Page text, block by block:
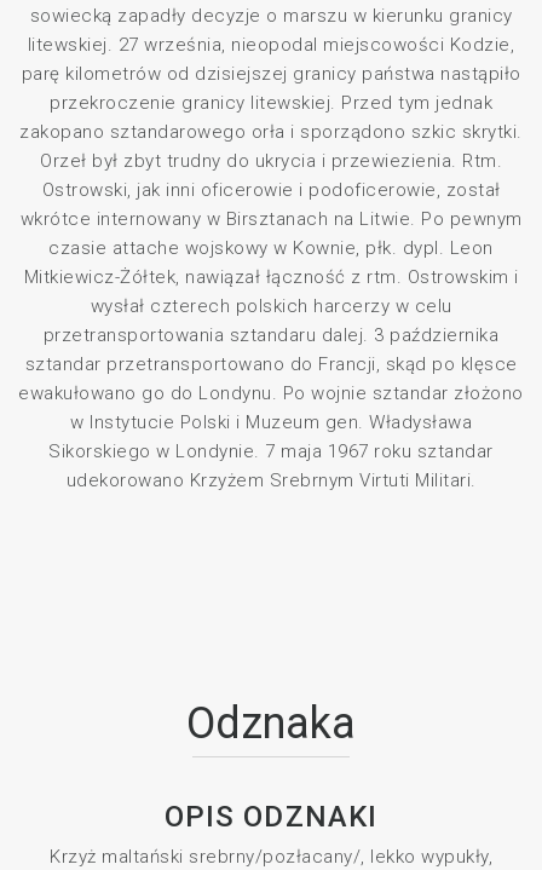
sowiecką zapadły decyzje o marszu w kierunku granicy
litewskiej. 27 września, nieopodal miejscowości Kodzie,
parę kilometrów od dzisiejszej granicy państwa nastąpiło
przekroczenie granicy litewskiej. Przed tym jednak
zakopano sztandarowego orła i sporządono szkic skrytki.
Orzeł był zbyt trudny do ukrycia i przewiezienia. Rtm.
Ostrowski, jak inni oficerowie i podoficerowie, został
wkrótce internowany w Birsztanach na Litwie. Po pewnym
czasie attache wojskowy w Kownie, płk. dypl. Leon
Mitkiewicz-Żółtek, nawiązał łączność z rtm. Ostrowskim i
wysłał czterech polskich harcerzy w celu
przetransportowania sztandaru dalej. 3 października
sztandar przetransportowano do Francji, skąd po klęsce
ewakułowano go do Londynu. Po wojnie sztandar złożono
w Instytucie Polski i Muzeum gen. Władysława
Sikorskiego w Londynie. 7 maja 1967 roku sztandar
udekorowano Krzyżem Srebrnym Virtuti Militari.
Odznaka
OPIS ODZNAKI
Krzyż maltański srebrny/pozłacany/, lekko wypukły,